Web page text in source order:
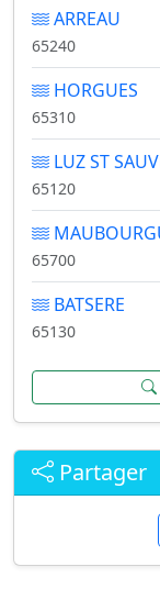
ARREAU
65240
HORGUES
65310
LUZ ST
65120
65700
BATSERE
65130
Partager